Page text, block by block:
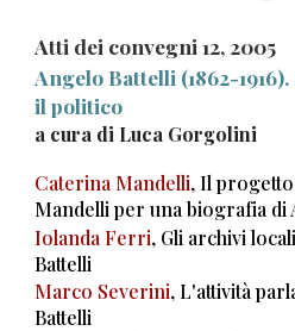
Atti dei convegni 12, 2005
Angelo Battelli (1862-
il politico
a cura di Luca Gorgolini
Caterina Mandelli, Il
Mandelli per una biografia di
Iolanda Ferri, Gli archivi
Battelli
Marco Severini, L'attività
Battelli